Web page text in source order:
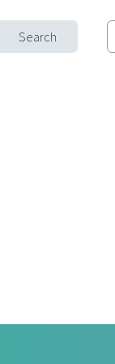
Search